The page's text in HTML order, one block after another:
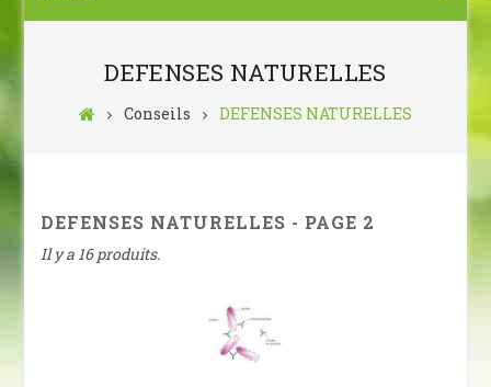
DEFENSES NATURELLES
Conseils DEFENSES NATURELLES
DEFENSES NATURELLES - PAGE 2
Il y a 16 produits.